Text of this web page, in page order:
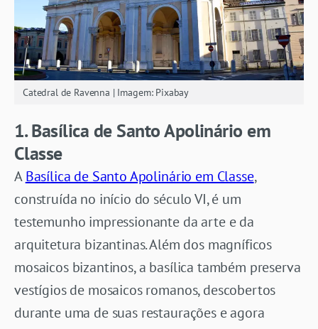
Catedral de Ravenna | Imagem: Pixabay
1. Basílica de Santo Apolinário em
Classe
ABasílica de Santo Apolinário em Classe,
construída no início do século VI, é um
testemunho impressionante da arte e da
arquitetura bizantinas. Além dos magníficos
mosaicos bizantinos, a basílica também preserva
vestígios de mosaicos romanos, descobertos
durante uma de suas restaurações e agora